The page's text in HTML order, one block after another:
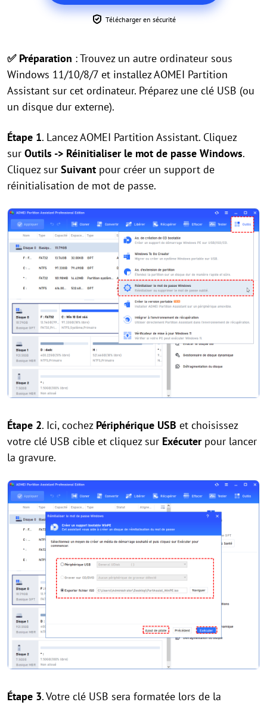
Télécharger en sécurité
✅ Préparation : Trouvez un autre ordinateur sous
Windows 11/10/8/7 et installez AOMEI Partition
Assistant sur cet ordinateur. Préparez une clé USB (ou
un disque dur externe).
Étape 1. Lancez AOMEI Partition Assistant. Cliquez
sur Outils -> Réinitialiser le mot de passe Windows.
Cliquez sur Suivant pour créer un support de
réinitialisation de mot de passe.
Étape 2. Ici, cochez Périphérique USB et choisissez
votre clé USB cible et cliquez sur Exécuterpour lancer
la gravure.
Étape 3. Votre clé USB sera formatée lors de la